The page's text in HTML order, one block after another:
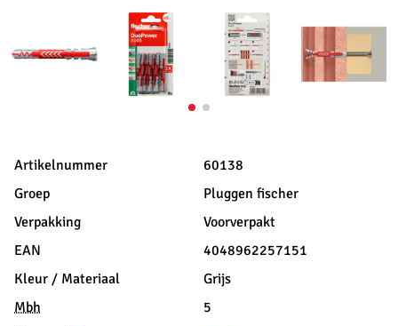
Artikelnummer
60138
Groep
Pluggen fischer
Verpakking
Voorverpakt
EAN
4048962257151
Kleur / Materiaal
Grijs
Mbh
5